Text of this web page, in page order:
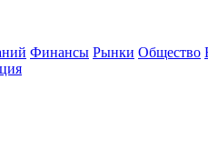
Финансы Рынки Общество